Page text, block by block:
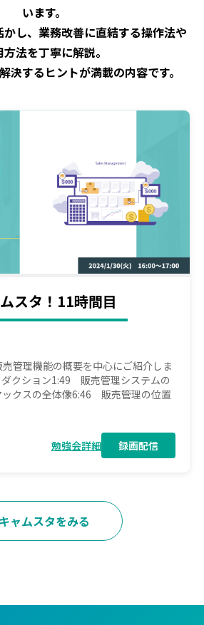
います。
し、業務改善に直結する操作法や
法を丁寧に解説。
決するヒントが満載の内容です。
スタ！11時間目
管理機能の概要を中心にご紹介しま
クション1:49 販売管理システムの
クスの全体像6:46 販売管理の位置
勉強会詳細 録画配信
キャムスタをみる